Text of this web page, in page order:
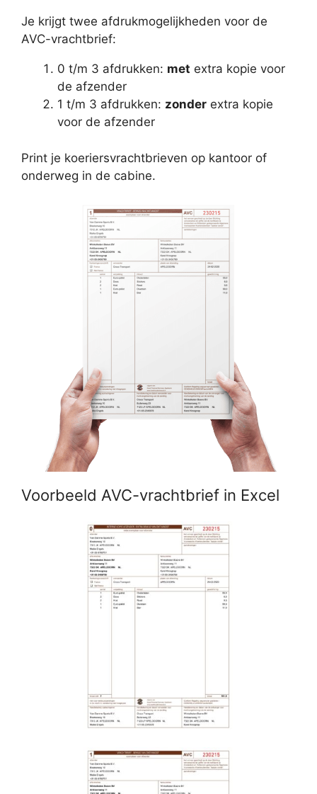
Je krijgt twee afdrukmogelijkheden voor de
AVC-vrachtbrief:
0 t/m 3 afdrukken: met extra kopie voor
de afzender
1 t/m 3 afdrukken: zonder extra kopie
voor de afzender
Print je koeriersvrachtbrieven op kantoor of
onderweg in de cabine.
Voorbeeld AVC-vrachtbrief in Excel